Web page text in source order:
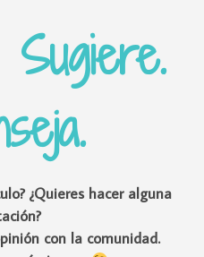
Sugiere.
¿Quieres hacer alguna
con la comunidad.